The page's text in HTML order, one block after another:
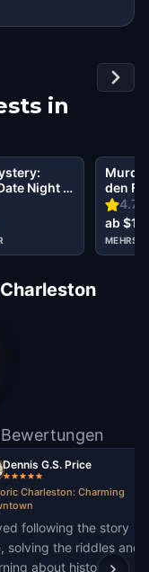
in
Night in
4.71
den
ab
Dennis G.S. Price
Charleston: Charming
following the story
solving the riddles and
about historical